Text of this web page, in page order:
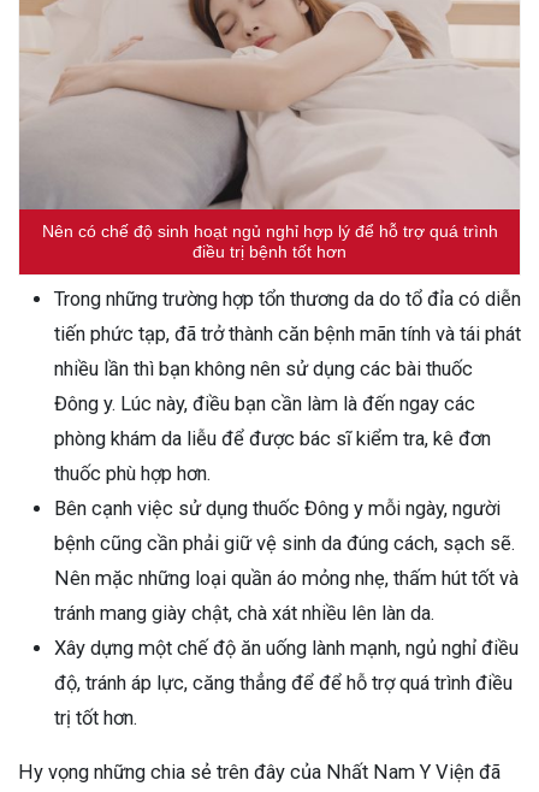
Nên có chế độ sinh hoạt ngủ nghỉ hợp lý để hỗ trợ quá trình
điều trị bệnh tốt hơn
Trong những trường hợp tổn thương da do tổ đỉa có diễn
tiến phức tạp, đã trở thành căn bệnh mãn tính và tái phát
nhiều lần thì bạn không nên sử dụng các bài thuốc
Đông y. Lúc này, điều bạn cần làm là đến ngay các
phòng khám da liễu để được bác sĩ kiểm tra, kê đơn
thuốc phù hợp hơn.
Bên cạnh việc sử dụng thuốc Đông y mỗi ngày, người
bệnh cũng cần phải giữ vệ sinh da đúng cách, sạch sẽ.
Nên mặc những loại quần áo mỏng nhẹ, thấm hút tốt và
tránh mang giày chật, chà xát nhiều lên làn da.
Xây dựng một chế độ ăn uống lành mạnh, ngủ nghỉ điều
độ, tránh áp lực, căng thẳng để để hỗ trợ quá trình điều
trị tốt hơn.
Hy vọng những chia sẻ trên đây của Nhất Nam Y Viện đã